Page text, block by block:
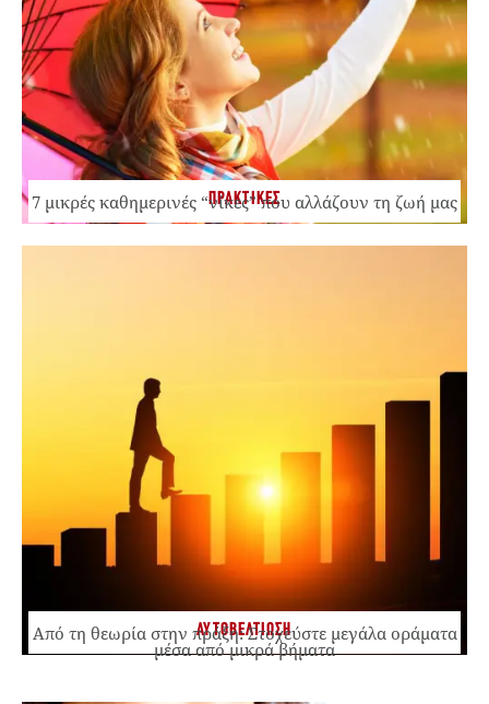
ΠΡΑΚΤΙΚΕΣ
7 μικρές καθημερινές “νίκες” που αλλάζουν τη ζωή μας
ΑΥΤΟΒΕΛΤΙΩΣΗ
Από τη θεωρία στην πράξη: Στοχεύστε μεγάλα οράματα
μέσα από μικρά βήματα